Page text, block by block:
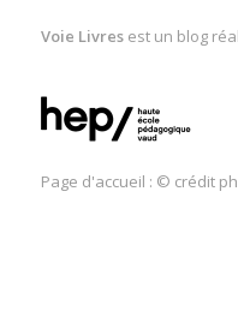
Voie Livresest un blog
Page d'accueil : © crédit